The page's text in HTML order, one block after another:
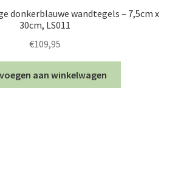
donkerblauwe wandtegels – 7,5cm x
30cm, LS011
€109,95
aan winkelwagen